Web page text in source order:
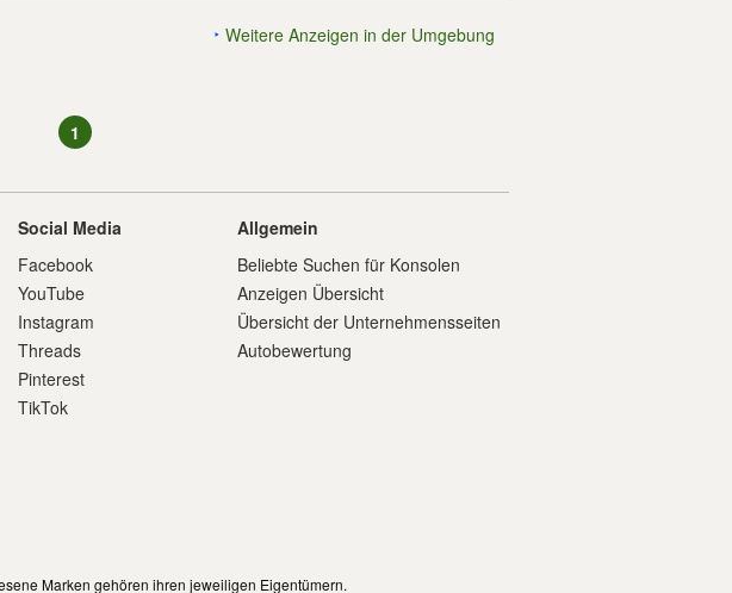
Weitere Anzeigen in der Umgebung
1
Social Media
Facebook
YouTube
Instagram
Threads
Pinterest
TikTok
Allgemein
Beliebte Suchen für Konsolen
Anzeigen Übersicht
Übersicht der Unternehmensseiten
Autobewertung
Marken gehören ihren jeweiligen Eigentümern.